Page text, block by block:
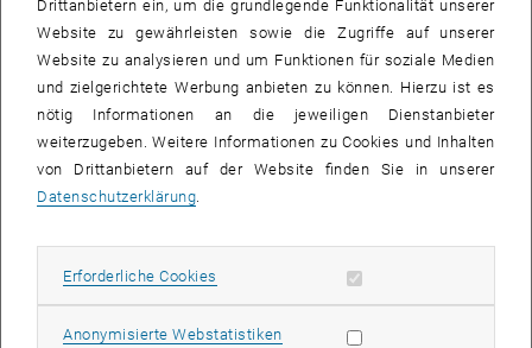
Den Abschluss des Doktoratsstudiums bildet das Rigorosum, eine
kommissionelle Gesamtprüfung mit Dissertationsprüfung.
Doktorat: Ja oder Nein? Eine Entscheidungshilfe
Die Aufnahme eines Doktoratsstudiums ist ein großer Schritt, der
mehrere Jahre in Anspruch nimmt und oft auch die weitere
Berufslaufbahn prägt. Die Dissertation kann Türen öffnen, aber auch
Drittanbietern ein, um die grundlegende Funktionalität unserer
Website zu gewährleisten sowie die Zugriffe auf unserer
Website zu analysieren und um Funktionen für soziale Medien
und zielgerichtete Werbung anbieten zu können. Hierzu ist es
nötig Informationen an die jeweiligen Dienstanbieter
weiterzugeben. Weitere Informationen zu Cookies und Inhalten
von Drittanbietern auf der Website finden Sie in unserer
Datenschutzerklärung.
Erforderliche Cookies Erforderliche Cookies zulassen
Anonymisierte WebstatistikenStatistik Cookies zulassen